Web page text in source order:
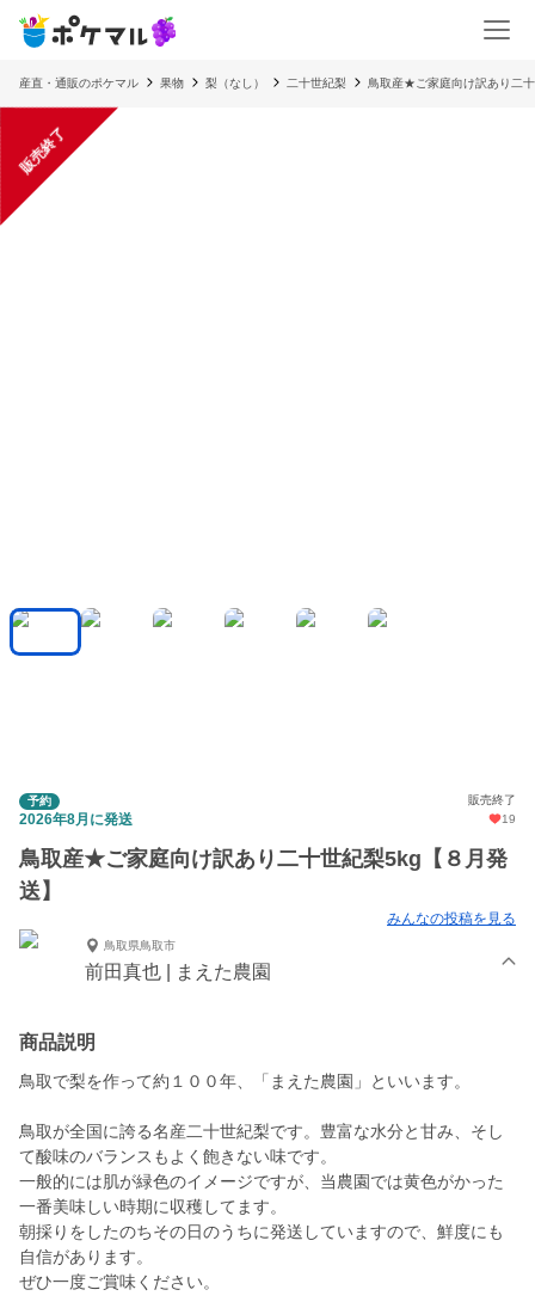
産直・通販のポケマル 果物 梨（なし） 二十世紀梨 鳥取産★ご家庭向け訳あり二
販売終了
予約 販売終了
2026年8月に発送 19
鳥取産★ご家庭向け訳あり二十世紀梨5kg【８月発
送】
みんなの投稿を見る
鳥取県鳥取市
前田真也 | まえた農園
商品説明
鳥取で梨を作って約１００年、「まえた農園」といいます。
鳥取が全国に誇る名産二十世紀梨です。豊富な水分と甘み、そし
て酸味のバランスもよく飽きない味です。
一般的には肌が緑色のイメージですが、当農園では黄色がかった
一番美味しい時期に収穫してます。
朝採りをしたのちその日のうちに発送していますので、鮮度にも
自信があります。
ぜひ一度ご賞味ください。